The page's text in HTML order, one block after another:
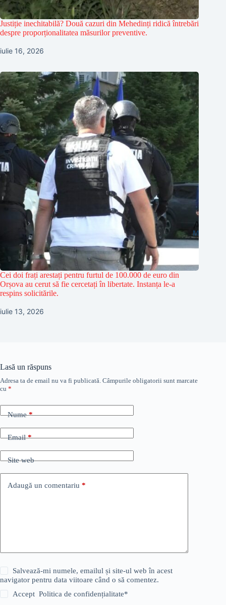
Justiție inechitabilă? Două cazuri din Mehedinți ridică întrebări
despre proporționalitatea măsurilor preventive.
iulie 16, 2026
Cei doi frați arestați pentru furtul de 100.000 de euro din
Orșova au cerut să fie cercetați în libertate. Instanța le-a
respins solicitările.
iulie 13, 2026
Lasă un răspuns
Adresa ta de email nu va fi publicată. Câmpurile obligatorii sunt marcate
cu *
Nume*
Email*
Site web
Adaugă un comentariu *
Salvează-mi numele, emailul și site-ul web în acest
navigator pentru data viitoare când o să comentez.
AcceptPolitica de confidențialitate*